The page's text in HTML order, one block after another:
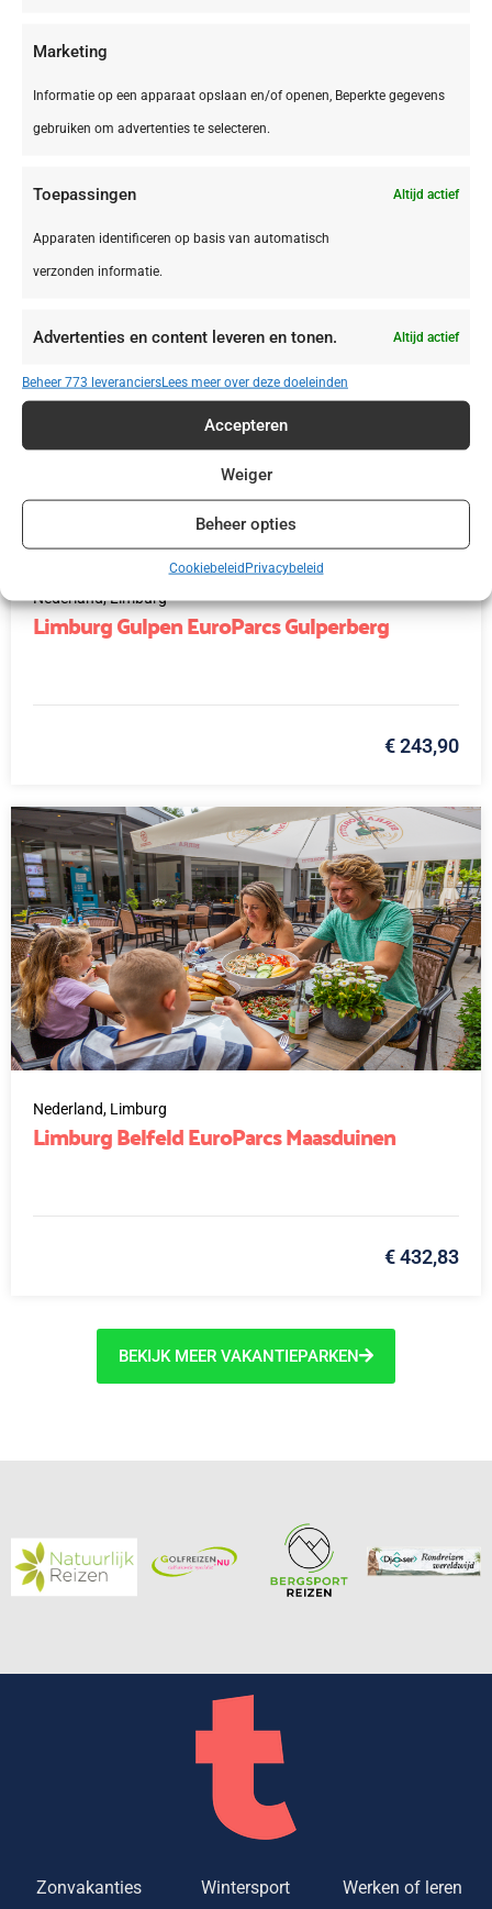
Marketing
Informatie op een apparaat opslaan en/of openen, Beperkte gegevens
gebruiken om advertenties te selecteren.
Toepassingen Altijd actief
Apparaten identificeren op basis van automatisch
verzonden informatie.
Advertenties en content leveren en tonen. Altijd actief
Beheer 773 leveranciersLees meer over deze doeleinden
Accepteren
Weiger
Beheer opties
CookiebeleidPrivacybeleid
Nederland,
Friesland Hindeloopen EuroParcs
Hindeloopen
Nederland,Limburg
Limburg Gulpen EuroParcs Gulperberg
€ 243,90
Nederland, Limburg
Limburg Belfeld EuroParcs Maasduinen
€ 432,83
BEKIJK MEER VAKANTIEPARKEN
Zonvakanties Wintersport
Werken of leren